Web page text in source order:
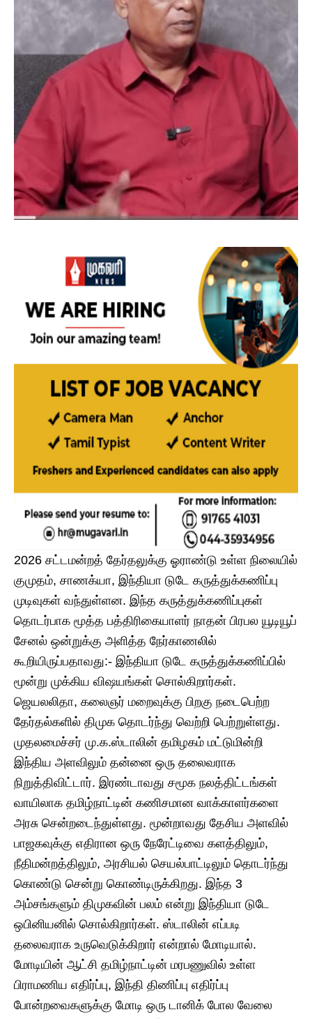
2026 சட்டமன்றத் தேர்தலுக்கு ஓராண்டு உள்ள நிலையில்
குமுதம், சாணக்யா, இந்தியா டுடே கருத்துக்கணிப்பு
முடிவுகள் வந்துள்ளன. இந்த கருத்துக்கணிப்புகள்
தொடர்பாக மூத்த பத்திரிகையாளர் நாதன் பிரபல யூடியூப்
சேனல் ஒன்றுக்கு அளித்த நேர்காணலில்
கூறியிருப்பதாவது:- இந்தியா டுடே கருத்துக்கணிப்பில்
மூன்று முக்கிய விஷயங்கள் சொல்கிறார்கள்.
ஜெயலலிதா, கலைஞர் மறைவுக்கு பிறகு நடைபெற்ற
தேர்தல்களில் திமுக தொடர்ந்து வெற்றி பெற்றுள்ளது.
முதலமைச்சர் மு.க.ஸ்டாலின் தமிழகம் மட்டுமின்றி
இந்திய அளவிலும் தன்னை ஒரு தலைவராக
நிறுத்திவிட்டார். இரண்டாவது சமூக நலத்திட்டங்கள்
வாயிலாக தமிழ்நாட்டின் கணிசமான வாக்காளர்களை
அரசு சென்றடைந்துள்ளது. மூன்றாவது தேசிய அளவில்
பாஜகவுக்கு எதிரான ஒரு நேரேட்டிவை களத்திலும்,
நீதிமன்றத்திலும், அரசியல் செயல்பாட்டிலும் தொடர்ந்து
கொண்டு சென்று கொண்டிருக்கிறது. இந்த 3
அம்சங்களும் திமுகவின் பலம் என்று இந்தியா டுடே
ஒபினியனில் சொல்கிறார்கள். ஸ்டாலின் எப்படி
தலைவராக உருவெடுக்கிறார் என்றால் மோடியால்.
மோடியின் ஆட்சி தமிழ்நாட்டின் மரபணுவில் உள்ள
பிராமணிய எதிர்ப்பு, இந்தி திணிப்பு எதிர்ப்பு
போன்றவைகளுக்கு மோடி ஒரு டானிக் போல வேலை